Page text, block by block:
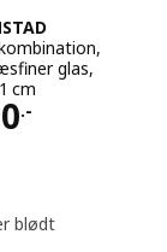
glas,
cm
.-
blødt